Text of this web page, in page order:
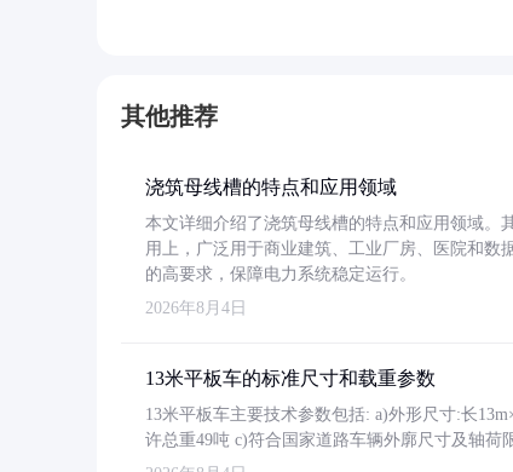
其他推荐
浇筑母线槽的特点和应用领域
本文详细介绍了浇筑母线槽的特点和应用领域。
用上，广泛用于商业建筑、工业厂房、医院和数
的高要求，保障电力系统稳定运行。
2026年8月4日
13米平板车的标准尺寸和载重参数
13米平板车主要技术参数包括: a)外形尺寸:长
许总重49吨 c)符合国家道路车辆外廓尺寸及轴荷